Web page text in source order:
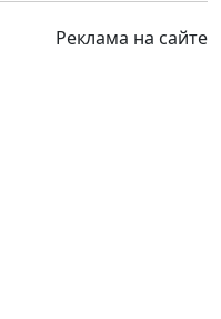
Реклама на сайте